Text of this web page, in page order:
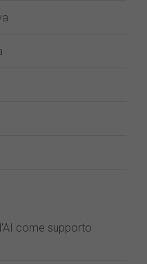
come supporto